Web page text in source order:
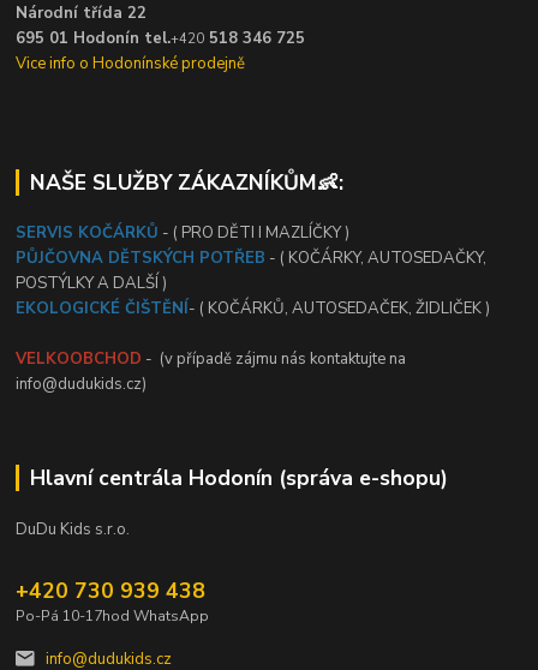
Národní třída 22
695 01 Hodonín tel.+420 518 346 725
Vice info o Hodonínské prodejně
NAŠE SLUŽBY ZÁKAZNÍKŮM👶:
SERVIS KOČÁRKŮ - ( PRO DĚTI I MAZLÍČKY )
PŮJČOVNA DĚTSKÝCH POTŘEB - ( KOČÁRKY, AUTOSEDAČKY,
POSTÝLKY A DALŠÍ )
EKOLOGICKÉ ČIŠTĚNÍ- ( KOČÁRKŮ, AUTOSEDAČEK, ŽIDLIČEK )
VELKOOBCHOD - (v případě zájmu nás kontaktujte na
info@dudukids.cz)
Hlavní centrála Hodonín (správa e-shopu)
DuDu Kids s.r.o.
+420 730 939 438
Po-Pá 10-17hod WhatsApp
info@dudukids.cz